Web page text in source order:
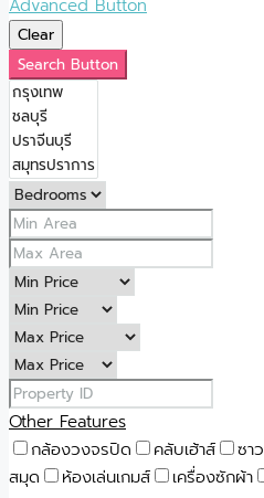
Advanced Button
Clear
Search Button
Other Features
กล้องวงจรปิด
คลับเฮ้าส์ ซา
สมุด
ห้องเล่นเกมส์ เครื่องซักผ้า